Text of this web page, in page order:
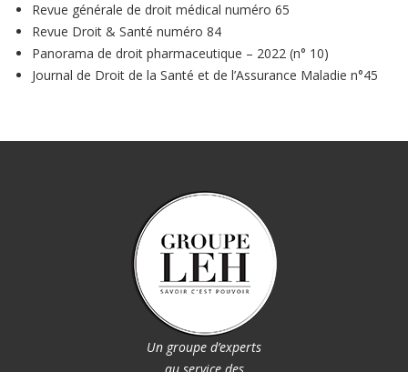
Revue générale de droit médical numéro 65
Revue Droit & Santé numéro 84
Panorama de droit pharmaceutique – 2022 (n° 10)
Journal de Droit de la Santé et de l’Assurance Maladie n°45
Un groupe d’experts